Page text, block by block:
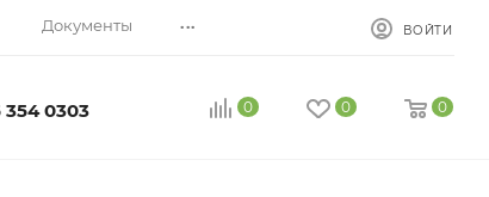
Документы ... ВОЙТИ
354 0303 0 0 0